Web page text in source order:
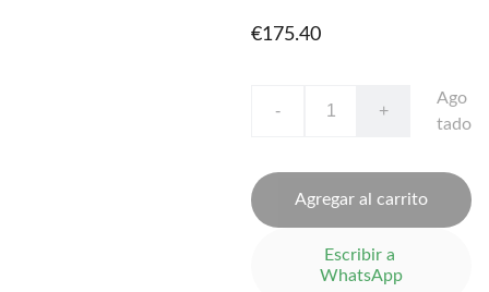
€175.40
- +
Ago
tado
Agregar al carrito
Escribir a
WhatsApp